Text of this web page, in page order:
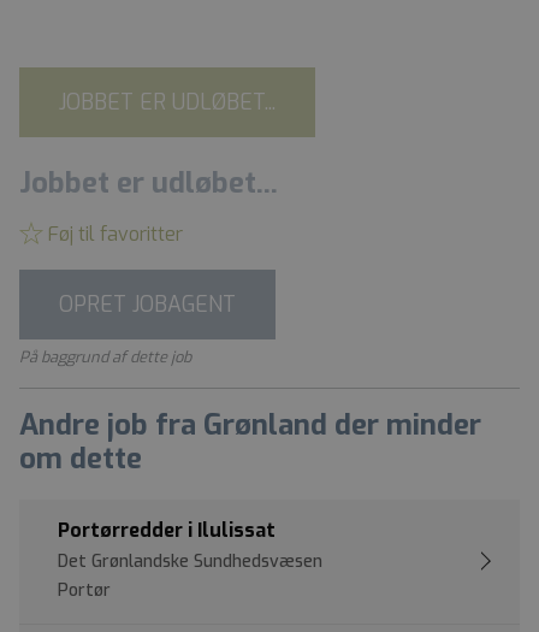
JOBBET ER UDLØBET...
Jobbet er udløbet...
Føj til favoritter
OPRET JOBAGENT
På baggrund af dette job
Andre job fra Grønland der minder
om dette
Portørredder i Ilulissat
Det Grønlandske Sundhedsvæsen
Portør